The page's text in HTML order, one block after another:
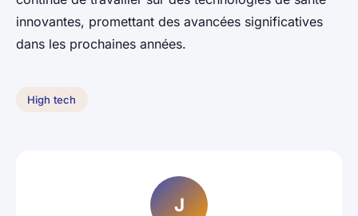
innovantes, promettant des avancées significatives
dans les prochaines années.
High tech
J